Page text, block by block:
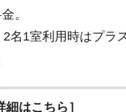
。
2名1室利用時はプラ
細はこちら］